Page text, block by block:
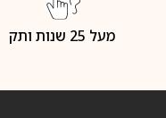
מעל 25 שנות ותק